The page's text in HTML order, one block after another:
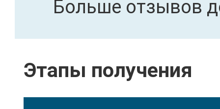
Больше отзывов
Этапы получения